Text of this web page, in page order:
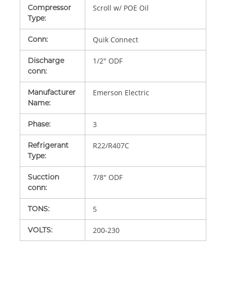
Compressor
Type:
Scroll w/ POE Oil
Conn: Quik Connect
Discharge
conn:
1/2" ODF
Manufacturer
Name:
Emerson Electric
Phase: 3
Refrigerant
Type:
R22/R407C
Sucction
conn:
7/8" ODF
TONS: 5
VOLTS: 200-230